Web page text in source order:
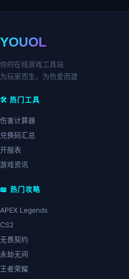
YOUOL
你的在线游戏工具站
为玩家而生，为热爱而建
🛠️ 热门工具
伤害计算器
兑换码汇总
开服表
游戏资讯
📖 热门攻略
APEX Legends
CS2
无畏契约
永劫无间
王者荣耀